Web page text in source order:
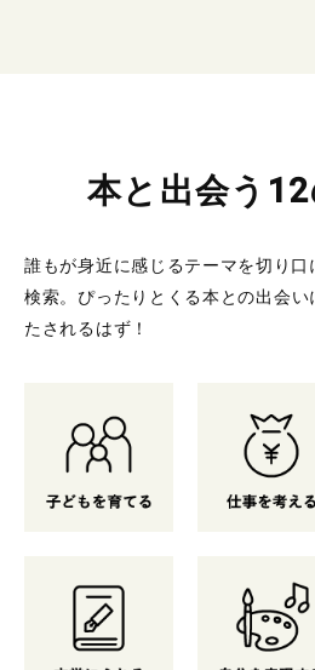
本と出会う
誰もが身近に感じるテーマを切り
検索。 ぴったりとくる本との出会
たされるはず！